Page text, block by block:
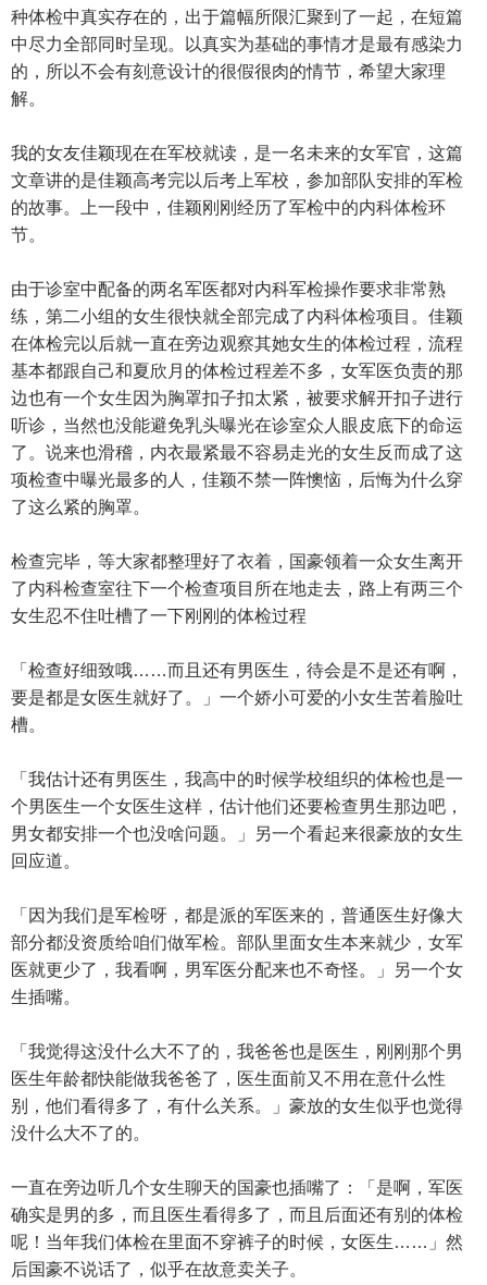
种体检中真实存在的，出于篇幅所限汇聚到了一起，在短篇
中尽力全部同时呈现。以真实为基础的事情才是最有感染力
的，所以不会有刻意设计的很假很肉的情节，希望大家理
解。
我的女友佳颖现在在军校就读，是一名未来的女军官，这篇
文章讲的是佳颖高考完以后考上军校，参加部队安排的军检
的故事。上一段中，佳颖刚刚经历了军检中的内科体检环
节。
由于诊室中配备的两名军医都对内科军检操作要求非常熟
练，第二小组的女生很快就全部完成了内科体检项目。佳颖
在体检完以后就一直在旁边观察其她女生的体检过程，流程
基本都跟自己和夏欣月的体检过程差不多，女军医负责的那
边也有一个女生因为胸罩扣子扣太紧，被要求解开扣子进行
听诊，当然也没能避免乳头曝光在诊室众人眼皮底下的命运
了。说来也滑稽，内衣最紧最不容易走光的女生反而成了这
项检查中曝光最多的人，佳颖不禁一阵懊恼，后悔为什么穿
了这么紧的胸罩。
检查完毕，等大家都整理好了衣着，国豪领着一众女生离开
了内科检查室往下一个检查项目所在地走去，路上有两三个
女生忍不住吐槽了一下刚刚的体检过程
「检查好细致哦……而且还有男医生，待会是不是还有啊，
要是都是女医生就好了。」一个娇小可爱的小女生苦着脸吐
槽。
「我估计还有男医生，我高中的时候学校组织的体检也是一
个男医生一个女医生这样，估计他们还要检查男生那边吧，
男女都安排一个也没啥问题。」另一个看起来很豪放的女生
回应道。
「因为我们是军检呀，都是派的军医来的，普通医生好像大
部分都没资质给咱们做军检。部队里面女生本来就少，女军
医就更少了，我看啊，男军医分配来也不奇怪。」另一个女
生插嘴。
「我觉得这没什么大不了的，我爸爸也是医生，刚刚那个男
医生年龄都快能做我爸爸了，医生面前又不用在意什么性
别，他们看得多了，有什么关系。」豪放的女生似乎也觉得
没什么大不了的。
一直在旁边听几个女生聊天的国豪也插嘴了：「是啊，军医
确实是男的多，而且医生看得多了，而且后面还有别的体检
呢！当年我们体检在里面不穿裤子的时候，女医生……」然
后国豪不说话了，似乎在故意卖关子。